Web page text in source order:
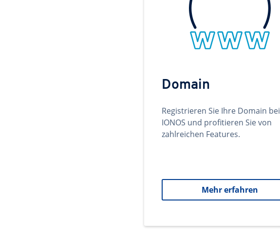
Domain
Registrieren Sie Ihre Domain bei
IONOS und profitieren Sie von
zahlreichen Features.
Mehr erfahren